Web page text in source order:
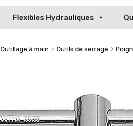
Flexibles Hydrauliques
Outillage à main Outils de serrage